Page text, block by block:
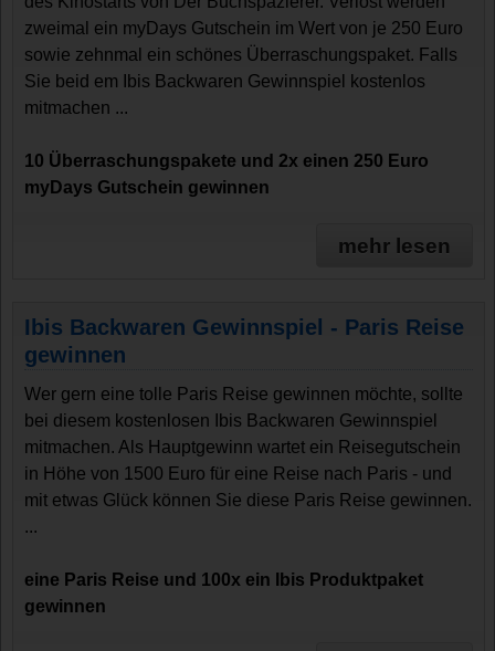
zweimal ein myDays Gutschein im Wert von je 250 Euro
sowie zehnmal ein schönes Überraschungspaket. Falls
Sie beid em Ibis Backwaren Gewinnspiel kostenlos
mitmachen ...
10 Überraschungspakete und 2x einen 250 Euro
myDays Gutschein gewinnen
mehr lesen
Ibis Backwaren Gewinnspiel - Paris Reise
gewinnen
Wer gern eine tolle Paris Reise gewinnen möchte, sollte
bei diesem kostenlosen Ibis Backwaren Gewinnspiel
mitmachen. Als Hauptgewinn wartet ein Reisegutschein
in Höhe von 1500 Euro für eine Reise nach Paris - und
mit etwas Glück können Sie diese Paris Reise gewinnen.
...
eine Paris Reise und 100x ein Ibis Produktpaket
gewinnen